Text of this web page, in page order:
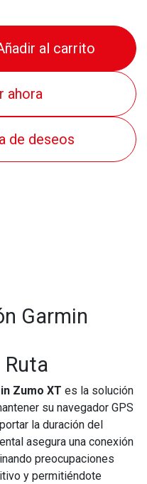
al carrito
ahora
de deseos
Garmin
Zumo XT es la solución
su navegador GPS
la duración del
asegura una conexión
preocupaciones
y permitiéndote